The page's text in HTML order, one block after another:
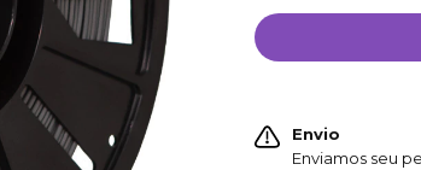
Envio
Enviamos seu